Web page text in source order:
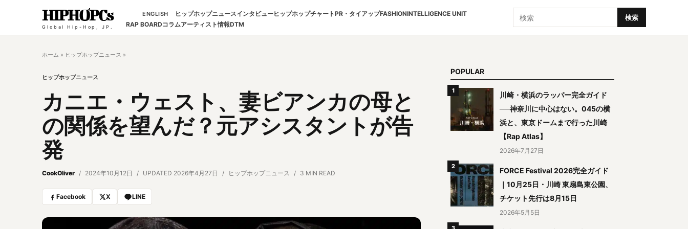
HIPHOPCs
Global Hip-Hop, JP.
ENGLISH ヒップホップニュースインタビューヒップホップチャートPR・タイアップFASHIONINTELLIGENCE UNIT
RAP BOARDコラムアーティスト情報DTM
検索 検索
ホーム » ヒップホップニュース »
ヒップホップニュース
カニエ・ウェスト、妻ビアンカの母と
の関係を望んだ？元アシスタントが告
発
CookOliver 2024年10月12日 UPDATED 2026年4月27日 ヒップホップニュース 3 MIN READ
Facebook X LINE
POPULAR
川崎・横浜のラッパー完全ガイド
──神奈川に中心はない。045の横
浜と、東京ドームまで行った川崎
【Rap Atlas】
2026年7月27日
FORCE Festival 2026完全ガイド
｜10月25日・川崎 東扇島東公園、
チケット先行は8月15日
2026年5月5日